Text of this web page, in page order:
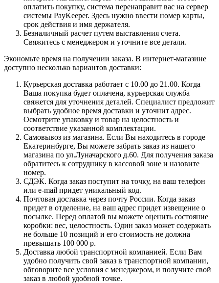
оплатить покупку, система перенаправит вас на сервер
системы PayKeeper. Здесь нужно ввести номер карты,
срок действия и имя держателя.
Безналичный расчет путем выставления счета.
Свяжитесь с менеджером и уточните все детали.
Экономьте время на получении заказа. В интернет-магазине
доступно несколько вариантов доставки:
Курьерская доставка работает с 10.00 до 21.00. Когда
Ваша покупка будет оплачена, курьерская служба
свяжется для уточнения деталей. Специалист предложит
выбрать удобное время доставки и уточнит адрес.
Осмотрите упаковку и товар на целостность и
соответствие указанной комплектации.
Самовывоз из магазина. Если Вы находитесь в городе
Екатеринбурге, Вы можете забрать заказ из нашего
магазина по ул.Луначарского д.60. Для получения заказа
обратитесь к сотруднику в кассовой зоне и назовите
номер.
СДЭК. Когда заказ поступит на точку, на ваш телефон
или e-mail придет уникальный код.
Почтовая доставка через почту России. Когда заказ
придет в отделение, на ваш адрес придет извещение о
посылке. Перед оплатой вы можете оценить состояние
коробки: вес, целостность. Один заказ может содержать
не больше 10 позиций и его стоимость не должна
превышать 100 000 р.
Доставка любой транспортной компанией. Если Вам
удобно получить свой заказ в транспортной компании,
обговорите все условия с менеджером, и получите свой
заказ в любой удобной точке.